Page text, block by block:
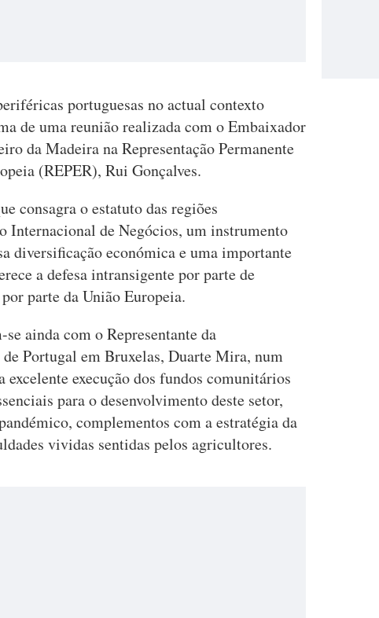
portuguesas no actual contexto
de uma reunião realizada com o Embaixador
da Madeira na Representação Permanente
(REPER), Rui Gonçalves.
consagra o estatuto das regiões
Internacional de Negócios, um instrumento
diversificação económica e uma importante
a defesa intransigente por parte de
parte da União Europeia.
ainda com o Representante da
Portugal em Bruxelas, Duarte Mira, num
excelente execução dos fundos comunitários
para o desenvolvimento deste setor,
complementos com a estratégia da
vividas sentidas pelos agricultores.